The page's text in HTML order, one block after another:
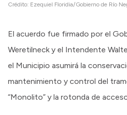
Crédito: Ezequiel Floridia/Gobierno de Río
El acuerdo fue firmado por el
Weretilneck y el Intendente
el Municipio asumirá la
mantenimiento y control del
“Monolito” y la rotonda de